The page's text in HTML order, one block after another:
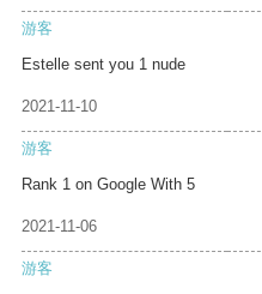
游客
Estelle sent you 1 nude
2021-11-10
游客
Rank 1 on Google With 5
2021-11-06
游客